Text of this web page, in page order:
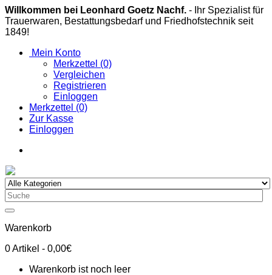
Willkommen bei Leonhard Goetz Nachf. - Ihr Spezialist für
Trauerwaren, Bestattungsbedarf und Friedhofstechnik seit
1849!
Mein Konto
Merkzettel (0)
Vergleichen
Registrieren
Einloggen
Merkzettel (0)
Zur Kasse
Einloggen
Warenkorb
0Artikel - 0,00€
Warenkorb ist noch leer